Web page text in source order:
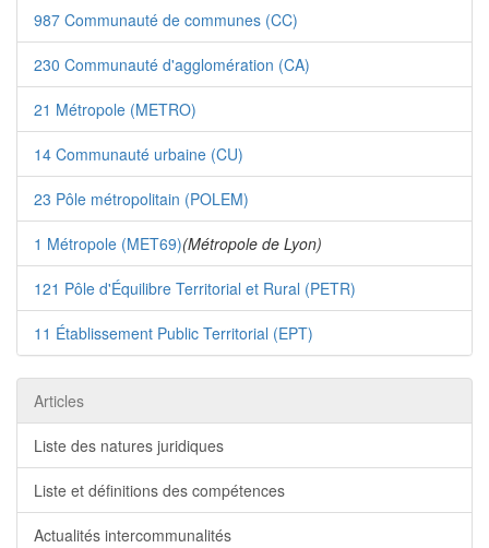
987 Communauté de communes (CC)
230 Communauté d'agglomération (CA)
21 Métropole (METRO)
14 Communauté urbaine (CU)
23 Pôle métropolitain (POLEM)
1 Métropole (MET69)(Métropole de Lyon)
121 Pôle d'Équilibre Territorial et Rural (PETR)
11 Établissement Public Territorial (EPT)
Articles
Liste des natures juridiques
Liste et définitions des compétences
Actualités intercommunalités